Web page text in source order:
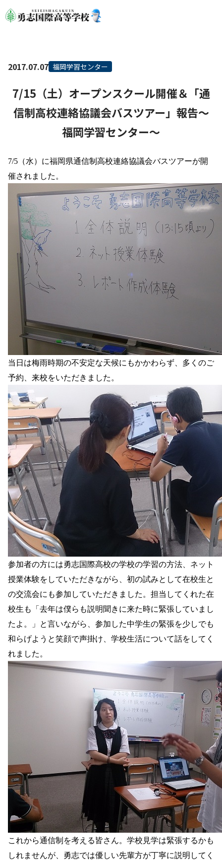
2017.07.07 福岡学習センター
7/15（土）オープンスクール開催＆「通
信制高校連絡協議会バスツアー」報告～
福岡学習センター～
7/5（水）に福岡県通信制高校連絡協議会バスツアーが開
催されました。
当日は梅雨時期の不安定な天候にもかかわらず、多くのご
予約、来校をいただきました。
参加者の方には勇志国際高校の学校の学習の方法、ネット
授業体験をしていただきながら、初の試みとして在校生と
の交流会にも参加していただきました。担当してくれた在
校生も「去年は僕らも説明聞きに来た時に緊張していまし
たよ。」と言いながら、参加した中学生の緊張を少しでも
和らげようと笑顔で声掛け、学校生活について話をしてく
れました。
これから通信制を考える皆さん。学校見学は緊張するかも
しれませんが、勇志では優しい先輩方が丁寧に説明してく